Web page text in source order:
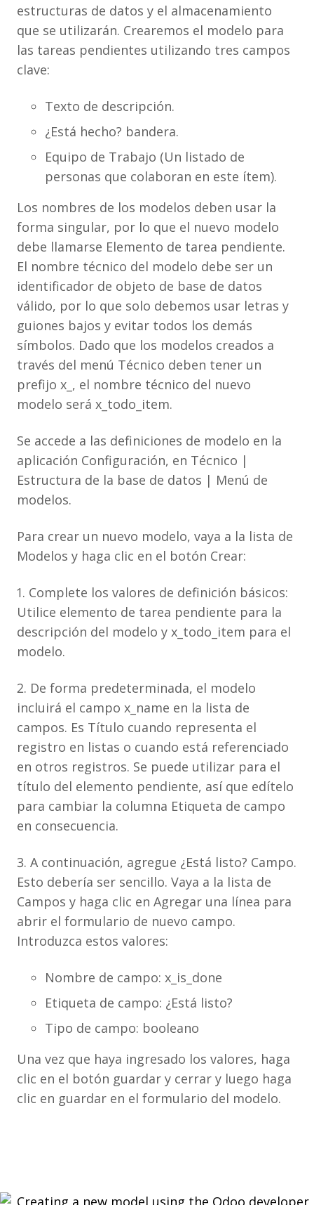
estructuras de datos y el almacenamiento
que se utilizarán. Crearemos el modelo para
las tareas pendientes utilizando tres campos
clave:
Texto de descripción.
¿Está hecho? bandera.
Equipo de Trabajo (Un listado de
personas que colaboran en este ítem).
Los nombres de los modelos deben usar la
forma singular, por lo que el nuevo modelo
debe llamarse Elemento de tarea pendiente.
El nombre técnico del modelo debe ser un
identificador de objeto de base de datos
válido, por lo que solo debemos usar letras y
guiones bajos y evitar todos los demás
símbolos. Dado que los modelos creados a
través del menú Técnico deben tener un
prefijo x_, el nombre técnico del nuevo
modelo será x_todo_item.
Se accede a las definiciones de modelo en la
aplicación Configuración, en Técnico |
Estructura de la base de datos | Menú de
modelos.
Para crear un nuevo modelo, vaya a la lista de
Modelos y haga clic en el botón Crear:
1. Complete los valores de definición básicos:
Utilice elemento de tarea pendiente para la
descripción del modelo y x_todo_item para el
modelo.
2. De forma predeterminada, el modelo
incluirá el campo x_name en la lista de
campos. Es Título cuando representa el
registro en listas o cuando está referenciado
en otros registros. Se puede utilizar para el
título del elemento pendiente, así que edítelo
para cambiar la columna Etiqueta de campo
en consecuencia.
3. A continuación, agregue ¿Está listo? Campo.
Esto debería ser sencillo. Vaya a la lista de
Campos y haga clic en Agregar una línea para
abrir el formulario de nuevo campo.
Introduzca estos valores:
Nombre de campo: x_is_done
Etiqueta de campo: ¿Está listo?
Tipo de campo: booleano
Una vez que haya ingresado los valores, haga
clic en el botón guardar y cerrar y luego haga
clic en guardar en el formulario del modelo.